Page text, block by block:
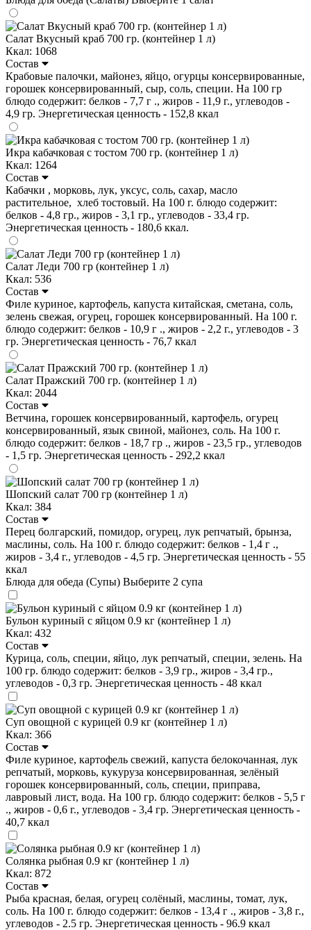
Салат Вкусный краб 700 гр. (контейнер 1 л)
Ккал: 1068
Состав
Крабовые палочки, майонез, яйцо, огурцы консервированные,
горошек консервированный, сыр, соль, специи. На 100 гр
блюдо содержит: белков - 7,7 г ., жиров - 11,9 г., углеводов -
4,9 гр. Энергетическая ценность - 152,8 ккал
Икра кабачковая с тостом 700 гр. (контейнер 1 л)
Ккал: 1264
Состав
Кабачки , морковь, лук, уксус, соль, сахар, масло
растительное, хлеб тостовый. На 100 г. блюдо содержит:
белков - 4,8 гр., жиров - 3,1 гр., углеводов - 33,4 гр.
Энергетическая ценность - 180,6 ккал.
Салат Леди 700 гр (контейнер 1 л)
Ккал: 536
Состав
Филе куриное, картофель, капуста китайская, сметана, соль,
зелень свежая, огурец, горошек консервированный. На 100 г.
блюдо содержит: белков - 10,9 г ., жиров - 2,2 г., углеводов - 3
гр. Энергетическая ценность - 76,7 ккал
Салат Пражский 700 гр. (контейнер 1 л)
Ккал: 2044
Состав
Ветчина, горошек консервированный, картофель, огурец
консервированный, язык свиной, майонез, соль. На 100 г.
блюдо содержит: белков - 18,7 гр ., жиров - 23,5 гр., углеводов
- 1,5 гр. Энергетическая ценность - 292,2 ккал
Шопский салат 700 гр (контейнер 1 л)
Ккал: 384
Состав
Перец болгарский, помидор, огурец, лук репчатый, брынза,
маслины, соль. На 100 г. блюдо содержит: белков - 1,4 г .,
жиров - 3,4 г., углеводов - 4,5 гр. Энергетическая ценность - 55
ккал
Блюда для обеда (Супы) Выберите 2 супа
Бульон куриный с яйцом 0.9 кг (контейнер 1 л)
Ккал: 432
Состав
Курица, соль, специи, яйцо, лук репчатый, специи, зелень. На
100 гр. блюдо содержит: белков - 3,9 гр., жиров - 3,4 гр.,
углеводов - 0,3 гр. Энергетическая ценность - 48 ккал
Суп овощной с курицей 0.9 кг (контейнер 1 л)
Ккал: 366
Состав
Филе куриное, картофель свежий, капуста белокочанная, лук
репчатый, морковь, кукуруза консервированная, зелёный
горошек консервированный, соль, специи, приправа,
лавровый лист, вода. На 100 гр. блюдо содержит: белков - 5,5 г
., жиров - 0,6 г., углеводов - 3,4 гр. Энергетическая ценность -
40,7 ккал
Солянка рыбная 0.9 кг (контейнер 1 л)
Ккал: 872
Состав
Рыба красная, белая, огурец солёный, маслины, томат, лук,
соль. На 100 г. блюдо содержит: белков - 13,4 г ., жиров - 3,8 г.,
углеводов - 2.5 гр. Энергетическая ценность - 96.9 ккал